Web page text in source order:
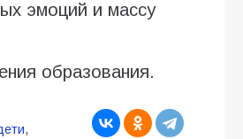
эмоций и массу
образования.
,